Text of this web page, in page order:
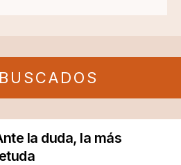
la duda, la más